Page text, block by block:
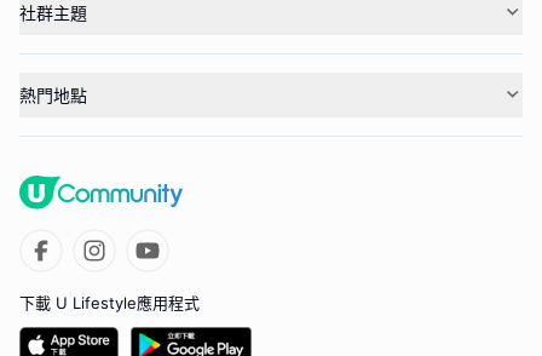
社群主題
熱門地點
下載 U Lifestyle應用程式